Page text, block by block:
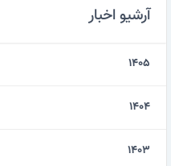
آرشیو اخبار
۱۴۰۵
۱۴۰۴
۱۴۰۳